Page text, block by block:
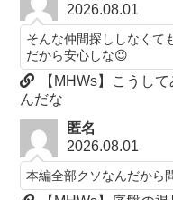
2026.08.01
そんな仲間探ししなくて
だから安心しな😉
【MHWs】こうし
んだな
匿名
2026.08.01
本編全部クソなんだから